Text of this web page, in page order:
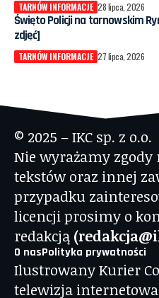
TARNÓW INFORMACJE 28 lipca, 2026
Święto Policji na tarnowskim
zdjęć]
TARNÓW INFORMACJE 27 lipca, 2026
© 2025 – IKC sp. z o.o.
Nie wyrażamy
tekstów oraz innej
przypadku
licencji prosimy o
redakcją
O nasPolityka prywatności
Ilustrowany Kurier
telewizja